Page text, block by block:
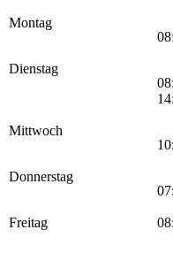
Montag
Dienstag
Mittwoch
Donnerstag
Freitag